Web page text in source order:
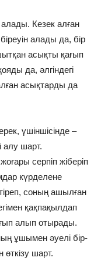
Кезек алған
алады да, бір
асықты қағып
да, әлгіндегі
асықтарды да
үшіншісінде –
алу шарт.
серпіп жіберіп
күрделене
соның ашылған
қақпақылдап
алып отырады.
ұшымен әуелі бір-
өткізу шарт.